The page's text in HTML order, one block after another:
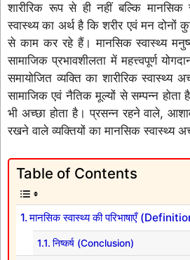
शारीरिक रूप से ही नहीं बल्कि
स्वास्थ्य का अर्थ है कि शरीर एवं मन दोनों
से काम कर रहे हैं। मानसिक स्वास्थ्य
सामाजिक प्रभावशीलता में महत्त्वपूर्ण
समायोजित व्यक्ति का शारीरिक स्वास्थ्य
सामाजिक एवं नैतिक मूल्यों से सम्पन्न
भी अच्छा होता है। प्रसन्न रहने वाले,
रखने वाले व्यक्तियों का मानसिक स्वास्थ्य
Table of Contents
मानसिक स्वास्थ्य की परिभाषाएँ
निष्कर्ष (Conclusion)